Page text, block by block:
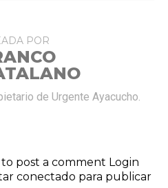
POR
de Urgente Ayacucho.
post a comment Login
conectado para publicar